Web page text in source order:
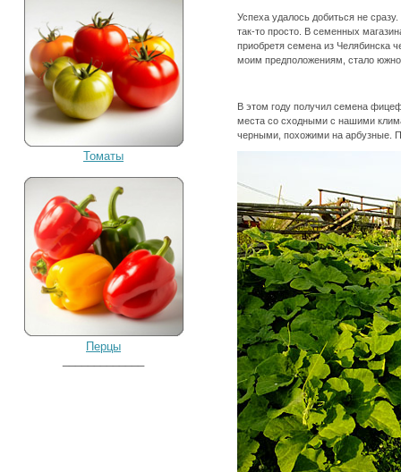
Томаты
Перцы
Успеха удалось добиться не
так-то просто. В семенных
приобретя семена из Челябинска
моим предположениям, стало
В этом году получил семена
места со сходными с нашими
черными, похожими на арбузные.